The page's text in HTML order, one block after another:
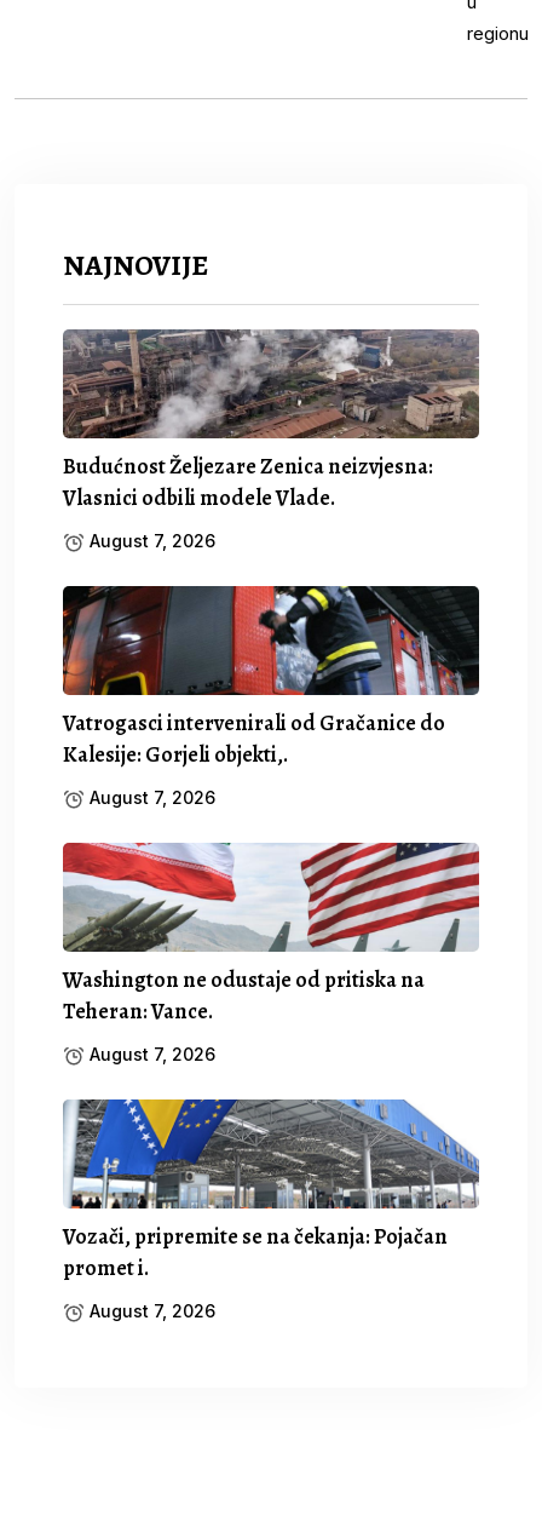
NAJNOVIJE
Budućnost Željezare Zenica neizvjesna:
Vlasnici odbili modele Vlade.
August 7, 2026
Vatrogasci intervenirali od Gračanice do
Kalesije: Gorjeli objekti,.
August 7, 2026
Washington ne odustaje od pritiska na
Teheran: Vance.
August 7, 2026
Vozači, pripremite se na čekanja: Pojačan
promet i.
August 7, 2026